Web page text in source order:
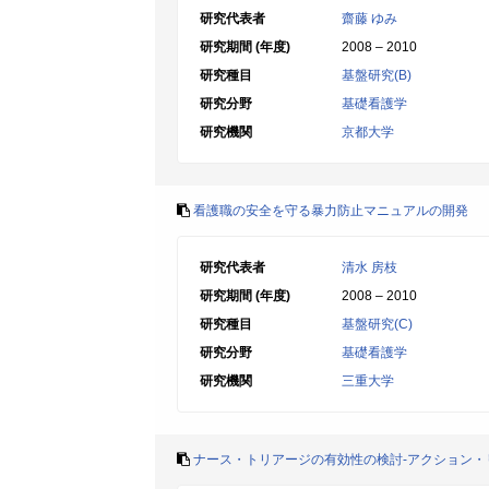
研究代表者
齋藤 ゆみ
研究期間 (年度)
2008 – 2010
研究種目
基盤研究(B)
研究分野
基礎看護学
研究機関
京都大学
看護職の安全を守る暴力防止マニュアルの開発
研究代表者
清水 房枝
研究期間 (年度)
2008 – 2010
研究種目
基盤研究(C)
研究分野
基礎看護学
研究機関
三重大学
ナース・トリアージの有効性の検討-アクション